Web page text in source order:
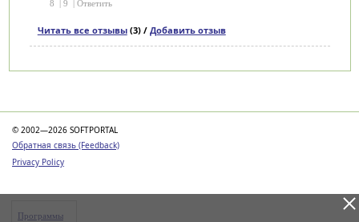
8
9 Ответить
Читать все отзывы(3) / Добавить отзыв
© 2002—2026 SOFTPORTAL
Обратная связь (Feedback)
Privacy Policy
Программы